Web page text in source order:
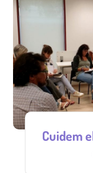
Cuidem